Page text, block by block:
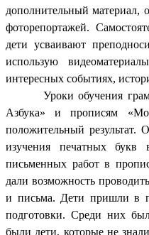
дополнительный материал,
фоторепортажей.
дети усваивают
использую
интересных событиях,
Уроки обучения
Азбука» и прописям
положительный результат.
изучения печатных
письменных работ в
дали возможность
и письма. Дети пришли в
подготовки. Среди них
были дети, которые не